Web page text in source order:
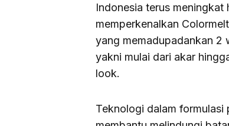
Indonesia terus
memperkenalkan
yang memadupadankan 2
yakni mulai dari akar
look.
Teknologi dalam